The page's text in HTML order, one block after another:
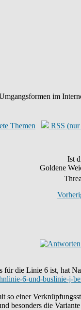
im
Themen RSS
Ist
Goldene
die Linie 6 ist, hat
6-und-buslinie-j-
einer
besonders die